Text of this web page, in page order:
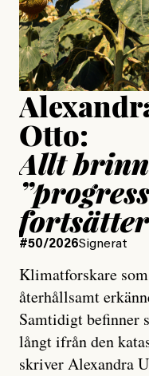
Jesper Lundby
Publicerad15 July,
Uppdaterad15 July,
Otto:
Allt
#50/2026Signerat
Klimatforskare
återhållsamt
Samtidigt befinner
långt ifrån den
skriver Alexandra